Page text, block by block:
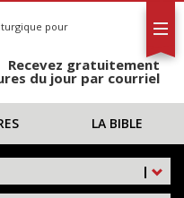
pour
Recevez gratuitement
du jour par courriel
LA BIBLE
|